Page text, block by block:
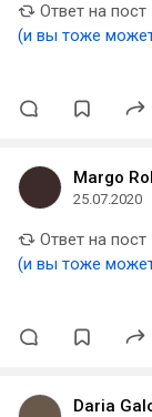
Ответ на пост
(и вы тоже
Margo
25.07.2020
Ответ на пост
(и вы тоже
Daria